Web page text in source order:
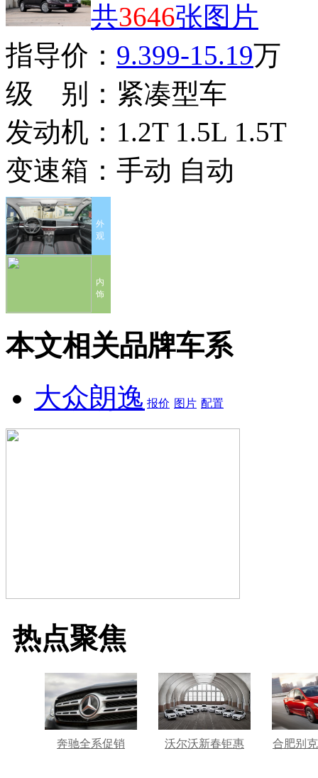
共3646张图片
指导价： 9.399-15.19万
级 别： 紧凑型车
发动机： 1.2T 1.5L 1.5T
变速箱： 手动 自动
外
观
内
饰
本文相关品牌车系
大众朗逸 报价 图片 配置
热点聚焦
奔驰全系促销 沃尔沃新春钜惠 合肥别